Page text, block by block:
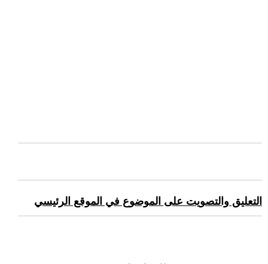
التعليق والتصويت على الموضوع في الموقع الرئيسي